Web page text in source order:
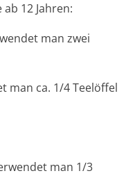
12 Jahren:
man zwei
man ca. 1/4 Teelöffel
man 1/3